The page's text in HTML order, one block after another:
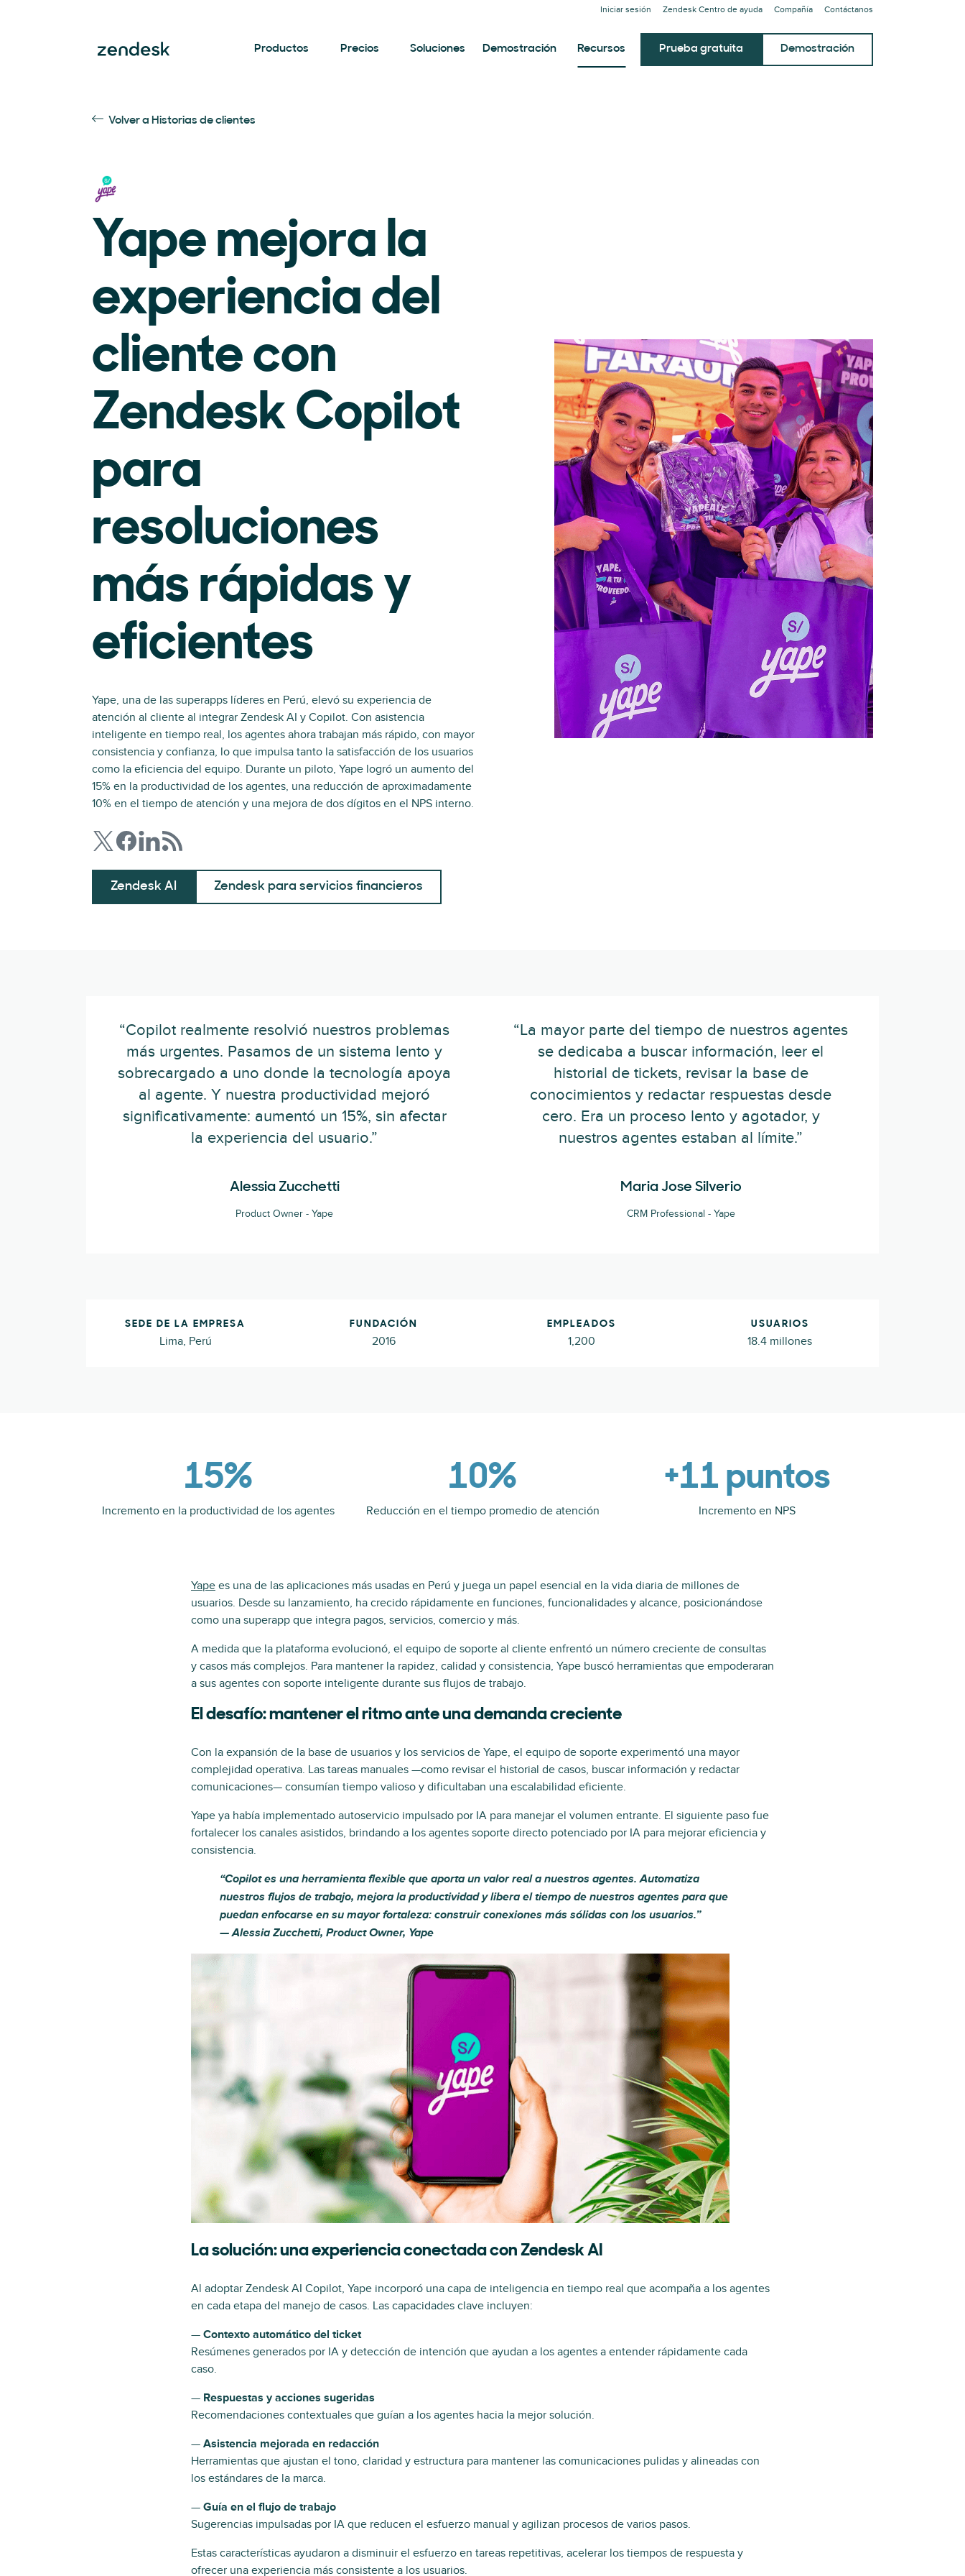
Iniciar sesión Zendesk Centro de ayuda Compañía Contáctanos
Productos Precios Soluciones Demostración Recursos Prueba gratuita Demostración
Volver a Historias de clientes
Yape mejora la
experiencia del
cliente con
Zendesk Copilot
para
resoluciones
más rápidas y
eficientes
Yape, una de las superapps líderes en Perú, elevó su experiencia de
atención al cliente al integrar Zendesk AI y Copilot. Con asistencia
inteligente en tiempo real, los agentes ahora trabajan más rápido, con mayor
consistencia y confianza, lo que impulsa tanto la satisfacción de los usuarios
como la eficiencia del equipo. Durante un piloto, Yape logró un aumento del
15% en la productividad de los agentes, una reducción de aproximadamente
10% en el tiempo de atención y una mejora de dos dígitos en el NPS interno.
Zendesk AI Zendesk para servicios financieros
“Copilot realmente resolvió nuestros problemas
más urgentes. Pasamos de un sistema lento y
sobrecargado a uno donde la tecnología apoya
al agente. Y nuestra productividad mejoró
significativamente: aumentó un 15%, sin afectar
la experiencia del usuario.”
Alessia Zucchetti
Product Owner - Yape
“La mayor parte del tiempo de nuestros agentes
se dedicaba a buscar información, leer el
historial de tickets, revisar la base de
conocimientos y redactar respuestas desde
cero. Era un proceso lento y agotador, y
nuestros agentes estaban al límite.”
Maria Jose Silverio
CRM Professional - Yape
SEDE DE LA EMPRESA
Lima, Perú
FUNDACIÓN
2016
EMPLEADOS
1,200
USUARIOS
18.4 millones
15%
Incremento en la productividad de los agentes
10%
Reducción en el tiempo promedio de atención
+11 puntos
Incremento en NPS
Yape es una de las aplicaciones más usadas en Perú y juega un papel esencial en la vida diaria de millones de
usuarios. Desde su lanzamiento, ha crecido rápidamente en funciones, funcionalidades y alcance, posicionándose
como una superapp que integra pagos, servicios, comercio y más.
A medida que la plataforma evolucionó, el equipo de soporte al cliente enfrentó un número creciente de consultas
y casos más complejos. Para mantener la rapidez, calidad y consistencia, Yape buscó herramientas que empoderaran
a sus agentes con soporte inteligente durante sus flujos de trabajo.
El desafío: mantener el ritmo ante una demanda creciente
Con la expansión de la base de usuarios y los servicios de Yape, el equipo de soporte experimentó una mayor
complejidad operativa. Las tareas manuales —como revisar el historial de casos, buscar información y redactar
comunicaciones— consumían tiempo valioso y dificultaban una escalabilidad eficiente.
Yape ya había implementado autoservicio impulsado por IA para manejar el volumen entrante. El siguiente paso fue
fortalecer los canales asistidos, brindando a los agentes soporte directo potenciado por IA para mejorar eficiencia y
consistencia.
“Copilot es una herramienta flexible que aporta un valor real a nuestros agentes. Automatiza
nuestros flujos de trabajo, mejora la productividad y libera el tiempo de nuestros agentes para que
puedan enfocarse en su mayor fortaleza: construir conexiones más sólidas con los usuarios.”
— Alessia Zucchetti, Product Owner, Yape
La solución: una experiencia conectada con Zendesk AI
Al adoptar Zendesk AI Copilot, Yape incorporó una capa de inteligencia en tiempo real que acompaña a los agentes
en cada etapa del manejo de casos. Las capacidades clave incluyen:
— Contexto automático del ticket
Resúmenes generados por IA y detección de intención que ayudan a los agentes a entender rápidamente cada
caso.
— Respuestas y acciones sugeridas
Recomendaciones contextuales que guían a los agentes hacia la mejor solución.
— Asistencia mejorada en redacción
Herramientas que ajustan el tono, claridad y estructura para mantener las comunicaciones pulidas y alineadas con
los estándares de la marca.
— Guía en el flujo de trabajo
Sugerencias impulsadas por IA que reducen el esfuerzo manual y agilizan procesos de varios pasos.
Estas características ayudaron a disminuir el esfuerzo en tareas repetitivas, acelerar los tiempos de respuesta y
ofrecer una experiencia más consistente a los usuarios.